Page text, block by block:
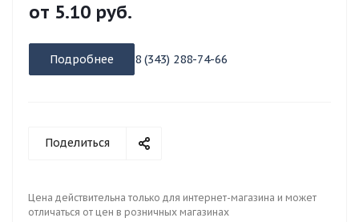
от 5.10 руб.
Подробнее 8 (343) 288-74-66
Поделиться
Цена действительна только для интернет-магазина и может
отличаться от цен в розничных магазинах